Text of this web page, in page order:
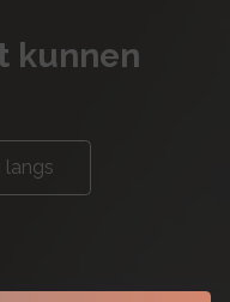
kunnen
langs